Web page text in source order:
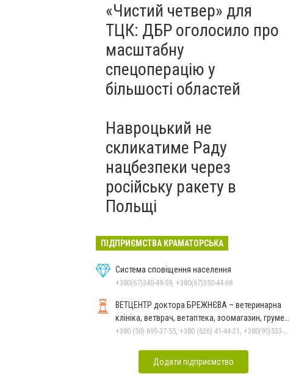
«Чистий четвер» для
ТЦК: ДБР оголосило про
масштабну
спецоперацію у
більшості областей
Навроцький не
скликатиме Раду
нацбезпеки через
російську ракету в
Польщі
ПІДПРИЄМСТВА КРАМАТОРСЬКА
Система сповіщення населення
+380(67)340-49-59, +380(67)350-44-68
ВЕТЦЕНТР доктора БРЕЖНЄВА – ветеринарна
клініка, ветврач, ветаптека, зоомагазин, грумер,
стрижки.
+380 (50) 695-37-55, +380 (626) 41-44-21, +380(95)533-90-03
Додати підприємство